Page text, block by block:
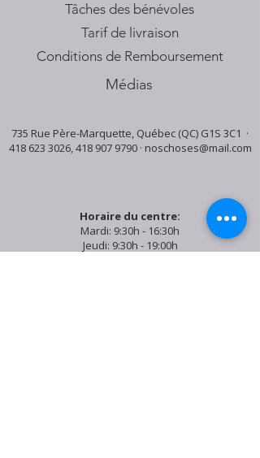
Tâches des bénévoles
Tarif de livraison
Conditions de Remboursement
Médias
735 Rue Père-Marquette, Québec (QC) G1S 3C1 ·
418 623 3026,418 907 9790· noschoses@mail.com
Horaire du centre:
Mardi: 9:30h - 16:30h
Jeudi: 9:30h - 19:00h